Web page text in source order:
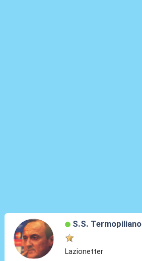
S.S. Termopiliano
Lazionetter